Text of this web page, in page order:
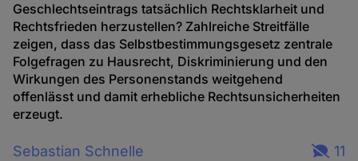
Geschlechtseintrags tatsächlich Rechtsklarheit und
Rechtsfrieden herzustellen? Zahlreiche Streitfälle
zeigen, dass das Selbstbestimmungsgesetz zentrale
Folgefragen zu Hausrecht, Diskriminierung und den
Wirkungen des Personenstands weitgehend
offenlässt und damit erhebliche Rechtsunsicherheiten
erzeugt.
Sebastian Schnelle
11